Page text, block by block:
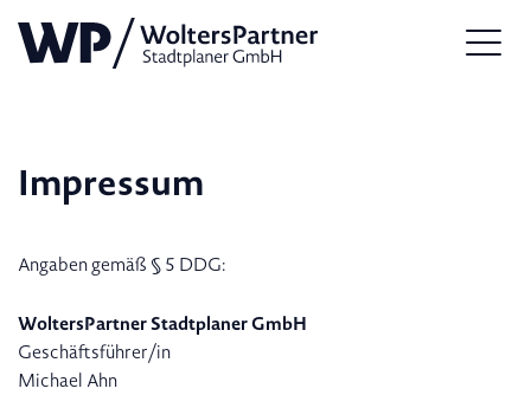
Impressum
Angaben gemäß § 5 DDG:
WoltersPartner Stadtplaner GmbH
Geschäftsführer/in
Michael Ahn